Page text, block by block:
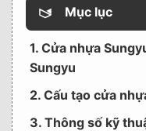
Mục lục
1. Cửa nhựa
Sungyu
2. Cấu tạo cửa
3. Thông số kỹ